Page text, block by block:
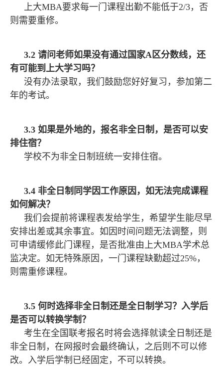
上大MBA要求每一门课程出勤不能低于2/3，否
则需要重修。
3.2 请问老师如果没有通过国家A区分数线，还
有可能到上大学习吗？
没有办法录取，我们鼓励您好好复习，参加第二
年的考试。
3.3 如果是外地的，报名非全日制，是否可以安
排住宿？
学校不为非全日制班统一安排住宿。
3.4 非全日制同学因工作原因，如无法完成课程
如何解决？
我们会提前将课程表发给学生，希望学生能尽早
安排出差或其余事宜。如因时间问题无法调整，则
可申请缓修此门课程，是否批准由上大MBA学术总
监决定。如无特殊原因，一门课程缺勤超过25%，
则需重修课程。
3.5 何时选择非全日制还是全日制学习？入学后
是否可以转换学制？
考生在全国联考报名时将会选择就读全日制还是
非全日制，在网报时会最终确认，之后则不可以修
改。入学后学制已经固定，不可以转换。